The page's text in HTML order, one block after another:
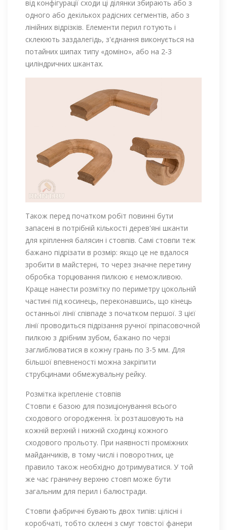
від конфігурації сходи ці ділянки збирають або з
одного або декількох радісних сегментів, або з
лінійних відрізків. Елементи перил готують і
склеюють заздалегідь, з'єднання виконується на
потайних шипах типу «доміно», або на 2-3
циліндричних шкантах.
Також перед початком робіт повинні бути
запасені в потрібній кількості дерев'яні шканти
для кріплення балясин і стовпів. Самі стовпи теж
бажано підрізати в розмір: якщо це не вдалося
зробити в майстерні, то через значне перетину
обробка торцювання пилкою є неможливою.
Краще нанести розмітку по периметру цокольній
частині під косинець, переконавшись, що кінець
останньої лінії співпаде з початком першої. З цієї
лінії проводиться підрізання ручної пріпасовочной
пилкою з дрібним зубом, бажано по черзі
заглиблюватися в кожну грань по 3-5 мм. Для
більшої впевненості можна закріпити
струбцинами обмежувальну рейку.
Розмітка ікрепленіе стовпів
Стовпи є базою для позиціонування всього
сходового огородження. Їх розташовують на
кожній верхній і нижній сходинці кожного
сходового прольоту. При наявності проміжних
майданчиків, в тому числі і поворотних, це
правило також необхідно дотримуватися. У той
же час граничну верхню стовп може бути
загальним для перил і балюстради.
Стовпи фабричні бувають двох типів: цілісні і
коробчаті, тобто склеєні з смуг товстої фанери